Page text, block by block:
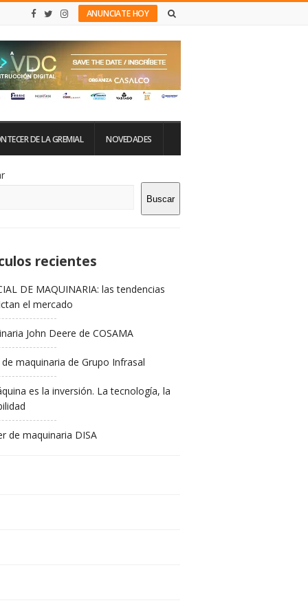
ANUNCIATE HOY
DE LA GREMIAL NOVEDADES
Buscar
recientes
DE MAQUINARIA: las tendencias
el mercado
John Deere de COSAMA
maquinaria de Grupo Infrasal
es la inversión. La tecnología, la
de maquinaria DISA